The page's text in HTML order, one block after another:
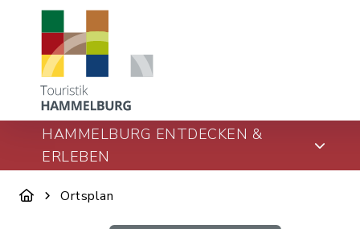
HAMMELBURG ENTDECKEN &
ERLEBEN
Ortsplan